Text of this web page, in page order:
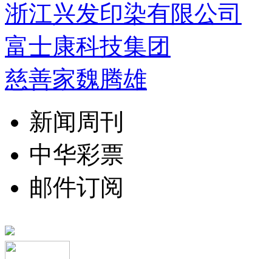
浙江兴发印染有限公司
富士康科技集团
慈善家魏腾雄
新闻周刊
中华彩票
邮件订阅